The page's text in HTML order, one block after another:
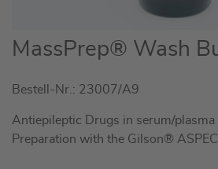
Zum
Anfang
Bildgalerie
springen
MassPrep® Wash
Bestell-Nr.: 23007/A9
Antiepileptic Drugs in serum/plasma
Preparation with the Gilson®